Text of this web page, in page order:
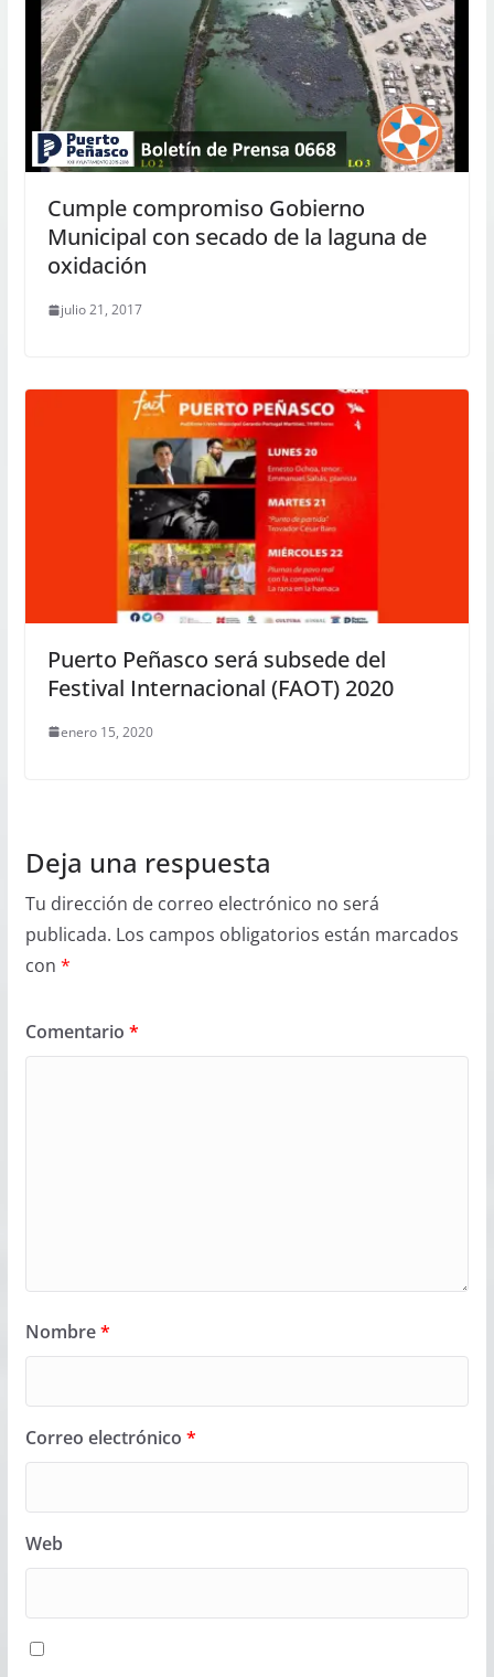
Cumple compromiso Gobierno
Municipal con secado de la laguna de
oxidación
julio 21, 2017
Puerto Peñasco será subsede del
Festival Internacional (FAOT) 2020
enero 15, 2020
Deja una respuesta
Tu dirección de correo electrónico no será
publicada. Los campos obligatorios están marcados
con *
Comentario *
Nombre*
Correo electrónico *
Web